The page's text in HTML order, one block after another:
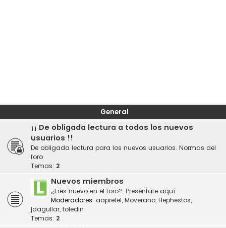
General
¡¡ De obligada lectura a todos los nuevos
usuarios !!
De obligada lectura para los nuevos usuarios. Normas del
foro
Temas: 2
Nuevos miembros
¿Eres nuevo en el foro?. Preséntate aquí
Moderadores: aapretel, Moverano, Hephestos,
jdaguilar, toledin
Temas: 2